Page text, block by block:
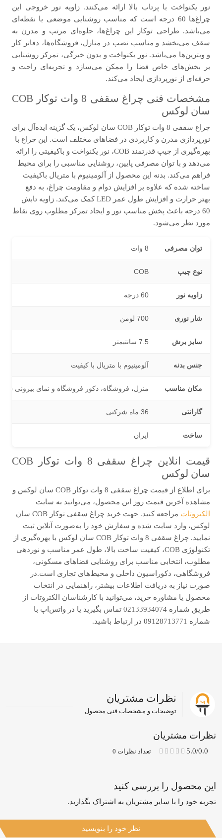
نور یکنواخت با پرتاب بالا ارائه می‌کنند. زاویه نور خروجی این
چراغ‌ها 60 درجه است که مناسب روشنایی موضعی یا نقطه‌ای
می‌باشد. طراحی توکار این چراغ‌ها، جلوه‌ای مرتب و مدرن به
سقف می‌بخشد و مناسب نصب در منازل، فروشگاه‌ها، دفاتر کار
و ویترین‌ها می‌باشد. نور یکنواخت و بدون خیرگی، تمرکز روشنایی
بر بخش‌های خاص فضا را ممکن می‌سازد و تجربه‌ای راحت و
حرفه‌ای از نورپردازی ایجاد می‌کند.
مشخصات فنی چراغ سقفی 8 وات توکار COB
سان لوکس
چراغ سقفی 8 وات توکار COB سان لوکس، یک گزینه ایده‌آل برای
نورپردازی مدرن و کاربردی در فضاهای مختلف است. این چراغ با
بهره‌گیری از چیپ قدرتمند COB، نور یکنواخت و باکیفیتی را ارائه
می‌دهد و با توان مصرفی پایین، روشنایی مناسبی را برای محیط
فراهم می‌کند. بدنه این محصول از آلومینیوم با متریال باکیفیت
ساخته شده که علاوه بر افزایش دوام و مقاومت چراغ، به دفع
بهتر حرارت و افزایش طول عمر LED کمک می‌کند. زاویه تابش
60 درجه باعث پخش مناسب نور و ایجاد تمرکز مطلوب روی نقاط
مورد نظر می‌شود.
توان مصرفی 8 وات
نوع چیپ COB
زاویه نور 60 درجه
شار نوری 700 لومن
سایز برش 7.5 سانتیمتر
جنس بدنه آلومینیوم با متریال با کیفیت
مکان مناسب منزل، فروشگاه، دکور فروشگاه و نمای بیرونی
گارانتی 36 ماه شرکتی
ساخت ایران
قیمت انلاین چراغ سقفی 8 وات توکار COB
سان لوکس
برای اطلاع از قیمت چراغ سقفی 8 وات توکار COB سان لوکس و
مشاهده آخرین قیمت روز این محصول، می‌توانید به سایت
الکتروتات
مراجعه کنید. جهت خرید چراغ سقفی توکار COB سان
لوکس، وارد سایت شده و سفارش خود را به‌صورت آنلاین ثبت
نمایید. چراغ سقفی 8 وات توکار COB سان لوکس با بهره‌گیری از
تکنولوژی COB، کیفیت ساخت بالا، طول عمر مناسب و نوردهی
مطلوب، انتخابی مناسب برای روشنایی فضاهای مسکونی،
فروشگاهی، دکوراسیون داخلی و محیط‌های تجاری است.در
صورت نیاز به دریافت اطلاعات بیشتر، راهنمایی در انتخاب
محصول یا مشاوره خرید، می‌توانید با کارشناسان الکتروتات از
طریق شماره 02133934074 تماس بگیرید یا در واتس‌اپ با
شماره 09128713771 در ارتباط باشید.
نظرات مشتریان
توضیحات و مشخصات فنی محصول
نظرات مشتریان
5.0/0.0 تعداد نظرات 0
این محصول را بررسی کنید
تجربه خود را با سایر مشتریان به اشتراک بگذارید.
نظر خود را بنویسید